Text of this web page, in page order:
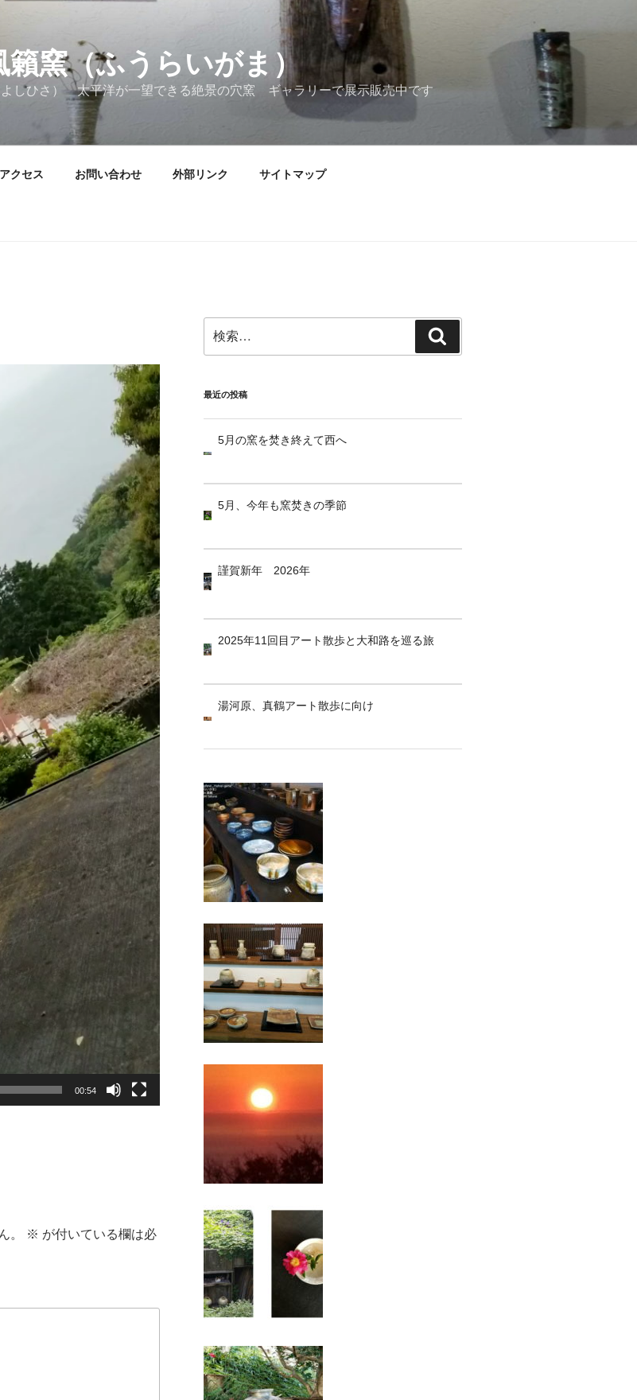
籟窯（ふうらいがま）
しひさ） 太平洋が一望できる絶景の穴窯 ギャラリーで展示販売中です
アクセス お問い合わせ 外部リンク サイトマップ
00:54
。 ※ が付いている欄は必
索:
索
最近の投稿
5月の窯を焚き終えて西へ
5月、今年も窯焚きの季節
謹賀新年 2026年
2025年11回目アート散歩と大和路を巡る旅
湯河原、真鶴アート散歩に向け